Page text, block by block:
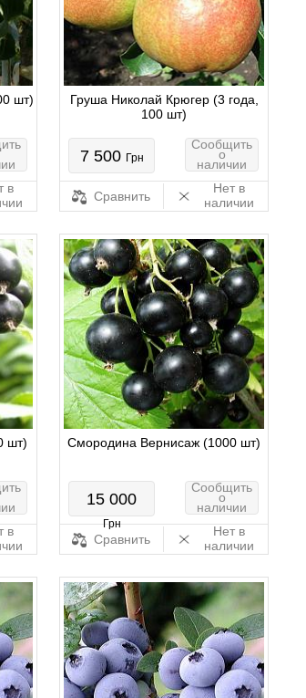
шт)
в
Груша Николай Крюгер (3 года,
100 шт)
7 500 Грн
Сообщить
о
наличии
Сравнить
Нет в
наличии
шт)
в
Смородина Вернисаж (1000 шт)
15 000
Грн
Сообщить
о
наличии
Сравнить
Нет в
наличии